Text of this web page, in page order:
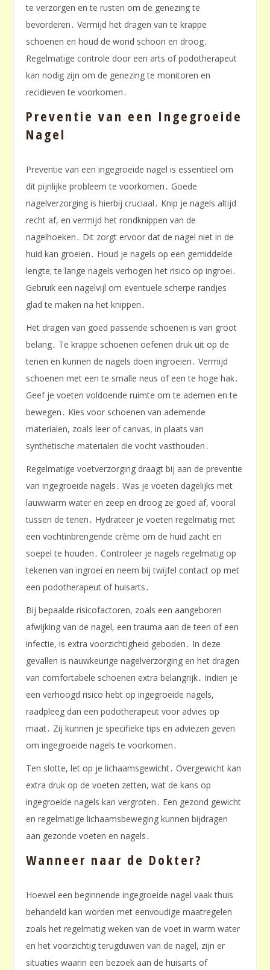
te verzorgen en te rusten om de genezing te
bevorderen․ Vermijd het dragen van te krappe
schoenen en houd de wond schoon en droog․
Regelmatige controle door een arts of podotherapeut
kan nodig zijn om de genezing te monitoren en
recidieven te voorkomen․
Preventie van een Ingegroeide
Nagel
Preventie van een ingegroeide nagel is essentieel om
dit pijnlijke probleem te voorkomen․ Goede
nagelverzorging is hierbij cruciaal․ Knip je nagels altijd
recht af, en vermijd het rondknippen van de
nagelhoeken․ Dit zorgt ervoor dat de nagel niet in de
huid kan groeien․ Houd je nagels op een gemiddelde
lengte; te lange nagels verhogen het risico op ingroei․
Gebruik een nagelvijl om eventuele scherpe randjes
glad te maken na het knippen․
Het dragen van goed passende schoenen is van groot
belang․ Te krappe schoenen oefenen druk uit op de
tenen en kunnen de nagels doen ingroeien․ Vermijd
schoenen met een te smalle neus of een te hoge hak․
Geef je voeten voldoende ruimte om te ademen en te
bewegen․ Kies voor schoenen van ademende
materialen, zoals leer of canvas, in plaats van
synthetische materialen die vocht vasthouden․
Regelmatige voetverzorging draagt bij aan de preventie
van ingegroeide nagels․ Was je voeten dagelijks met
lauwwarm water en zeep en droog ze goed af, vooral
tussen de tenen․ Hydrateer je voeten regelmatig met
een vochtinbrengende crème om de huid zacht en
soepel te houden․ Controleer je nagels regelmatig op
tekenen van ingroei en neem bij twijfel contact op met
een podotherapeut of huisarts․
Bij bepaalde risicofactoren, zoals een aangeboren
afwijking van de nagel, een trauma aan de teen of een
infectie, is extra voorzichtigheid geboden․ In deze
gevallen is nauwkeurige nagelverzorging en het dragen
van comfortabele schoenen extra belangrijk․ Indien je
een verhoogd risico hebt op ingegroeide nagels,
raadpleeg dan een podotherapeut voor advies op
maat․ Zij kunnen je specifieke tips en adviezen geven
om ingegroeide nagels te voorkomen․
Ten slotte, let op je lichaamsgewicht․ Overgewicht kan
extra druk op de voeten zetten, wat de kans op
ingegroeide nagels kan vergroten․ Een gezond gewicht
en regelmatige lichaamsbeweging kunnen bijdragen
aan gezonde voeten en nagels․
Wanneer naar de Dokter?
Hoewel een beginnende ingegroeide nagel vaak thuis
behandeld kan worden met eenvoudige maatregelen
zoals het regelmatig weken van de voet in warm water
en het voorzichtig terugduwen van de nagel, zijn er
situaties waarin een bezoek aan de huisarts of